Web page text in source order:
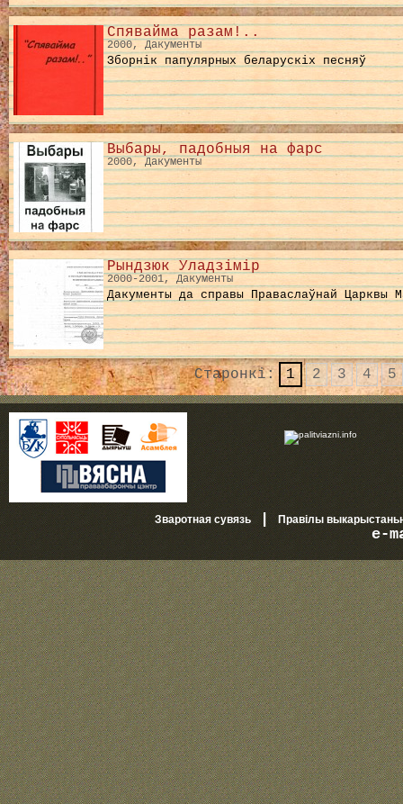
Спявайма разам!..
2000, Дакументы
Зборнік папулярных беларускіх песняў
Выбары, падобныя на фарс
2000, Дакументы
Рындзюк Уладзімір
2000-2001, Дакументы
Дакументы да справы Праваслаўнай Царквы
Старонкі: 1 2 3 4 5
Зваротная сувязь| Правілы
e-